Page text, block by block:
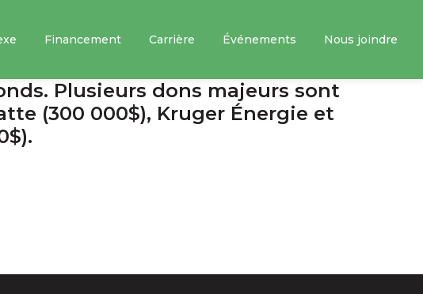
Financement Carrière Événements Nous joindre
Plusieurs dons majeurs sont
(300 000$), Kruger Énergie et